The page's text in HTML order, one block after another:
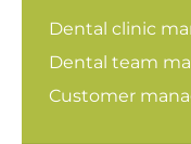
Dental clinic
Dental team
Customer